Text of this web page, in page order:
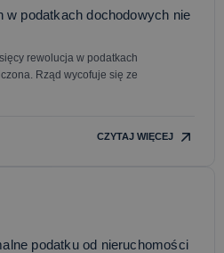
w podatkach dochodowych nie
rewolucja w podatkach
Rząd wycofuje się ze
CZYTAJ WIĘCEJ
podatku od nieruchomości